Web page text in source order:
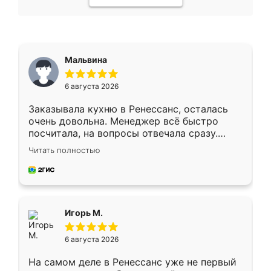
Мальвина
6 августа 2026
Заказывала кухню в Ренессанс, осталась
очень довольна. Менеджер всё быстро
посчитала, на вопросы отвечала сразу.
Замерщик приехал в субботу, подошёл к
делу со всей ответственностью. Собрали
за день, ребята работали аккуратно, даже
Читать полностью
Игорь М.
6 августа 2026
На самом деле в Ренессанс уже не первый